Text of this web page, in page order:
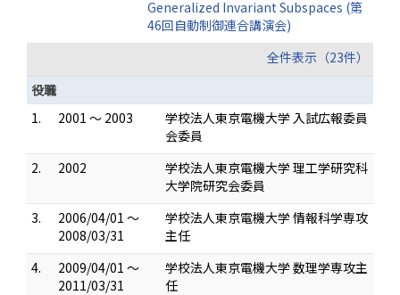
Generalized Invariant Subspaces (第
46回自動制御連合講演会)
全件表示（23件）
役職
1.
2001 ～ 2003
学校法人東京電機大学 入試広報委員
会委員
2.
2002
学校法人東京電機大学 理工学研究科
大学院研究会委員
3.
2006/04/01 ～
2008/03/31
学校法人東京電機大学 情報科学専攻
主任
4.
2009/04/01 ～
2011/03/31
学校法人東京電機大学 数理学専攻主
任